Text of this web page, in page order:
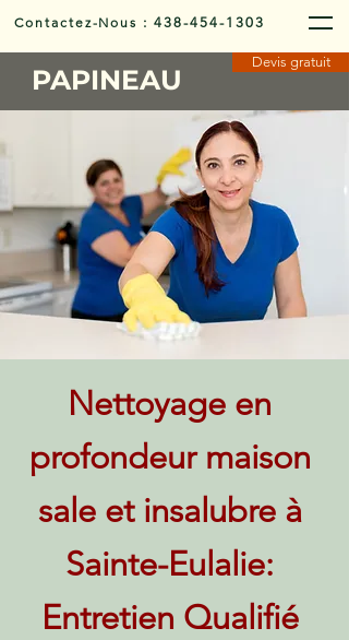
Contactez-Nous :438-454-1303
PAPINEAU
Devis gratuit
Nettoyage en
profondeur maison
sale et insalubre à
Sainte-Eulalie:
Entretien Qualifié